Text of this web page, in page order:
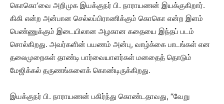
கொகொ’வை அறிமுக இயக்குநர் பி. நாராயணன் இயக்குகிறார்.
கிகி என்ற அன்பான செல்லப்பிராணிக்கும் கொகொ என்ற இளம்
பெண்ணுக்கும் இடையிலான அழகான கதையை இந்தப் படம்
சொல்கிறது. அவர்களின் பயணம் அன்பு, வாழ்க்கை பாடங்கள் என
தலைமுறைகள் தாண்டி பார்வையாளர்கள் மனதைத் தொடும்
மேஜிக்கல் தருணங்களைக் கொண்டிருக்கிறது.
இயக்குநர் பி. நாராயணன் பகிர்ந்து கொண்டதாவது, “வேறு